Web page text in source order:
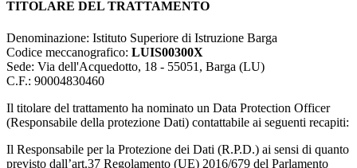
TITOLARE DEL TRATTAMENTO
Denominazione: Istituto Superiore di Istruzione Barga
Codice meccanografico: LUIS00300X
Sede: Via dell'Acquedotto, 18 - 55051, Barga (LU)
C.F.: 90004830460
Il titolare del trattamento ha nominato un Data Protection Officer
(Responsabile della protezione Dati) contattabile ai seguenti recapiti:
Il Responsabile per la Protezione dei Dati (R.P.D.) ai sensi di quanto
previsto dall’art.37 Regolamento (UE) 2016/679 del Parlamento